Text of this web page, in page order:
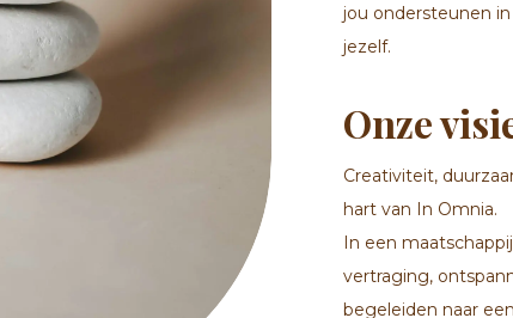
jou ondersteunen
jezelf.
Onze
Creativiteit,
hart van In Omnia.
In een
vertraging,
begeleiden naar